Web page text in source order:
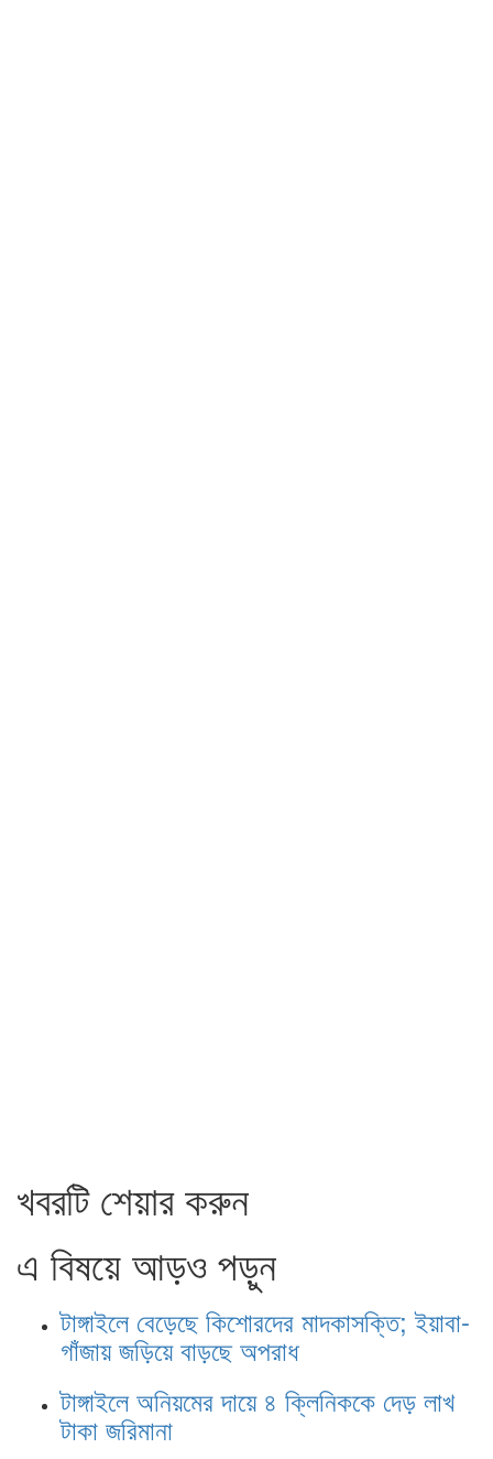
খবরটি শেয়ার করুন
এ বিষয়ে আড়ও পড়ুন
টাঙ্গাইলে বেড়েছে কিশোরদের মাদকাসক্তি; ইয়াবা-
গাঁজায় জড়িয়ে বাড়ছে অপরাধ
টাঙ্গাইলে অনিয়মের দায়ে ৪ ক্লিনিককে দেড় লাখ
টাকা জরিমানা